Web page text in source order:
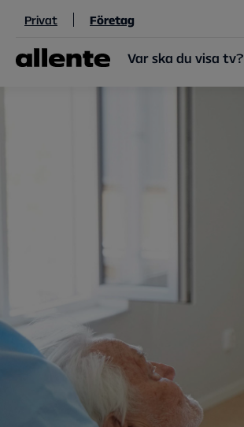
Hoppa till huvudinnehåll
Privat Företag
Var ska du visa tv?